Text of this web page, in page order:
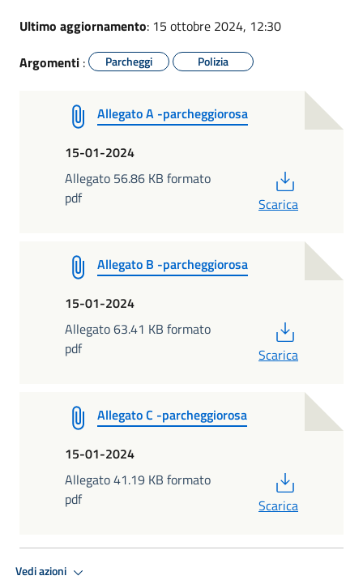
Ultimo aggiornamento: 15 ottobre 2024, 12:30
Argomenti : Parcheggi Polizia
Allegato A -parcheggiorosa
15-01-2024
Allegato 56.86 KB formato
pdf
Scarica
Allegato B -parcheggiorosa
15-01-2024
Allegato 63.41 KB formato
pdf
Scarica
Allegato C -parcheggiorosa
15-01-2024
Allegato 41.19 KB formato
pdf
Scarica
Vedi azioni